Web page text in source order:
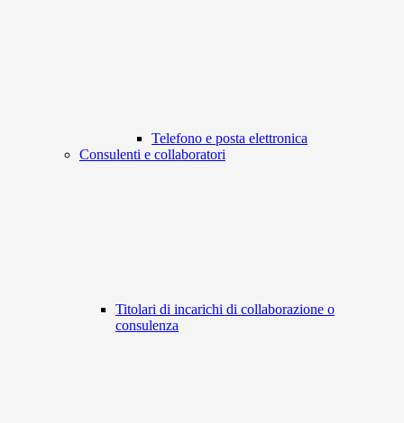
Telefono e posta elettronica
Consulenti e collaboratori
Titolari di incarichi di collaborazione o
consulenza